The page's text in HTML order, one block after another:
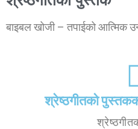
बाइबल खोजी – तपाईको आत्मिक
श्रेष्ठगीतको